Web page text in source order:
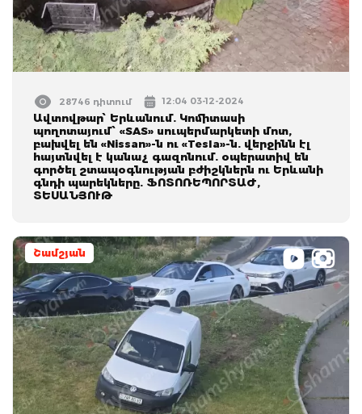
28746 դիտում 12:04 03-12-2024
Ավտովթար՝ Երևանում. Կոմիտասի
պողոտայում՝ «SAS» սուպերմարկետի մոտ,
բախվել են «Nissan»-ն ու «Tesla»-ն. վերջինն էլ
հայտնվել է կանաչ գազոնում. օպերատիվ են
գործել շտապօգնության բժիշկներն ու Երևանի
գնդի պարեկները. ՖՈՏՈՌԵՊՈՐՏԱԺ,
ՏԵՍԱՆՅՈՒԹ
Շամշյան